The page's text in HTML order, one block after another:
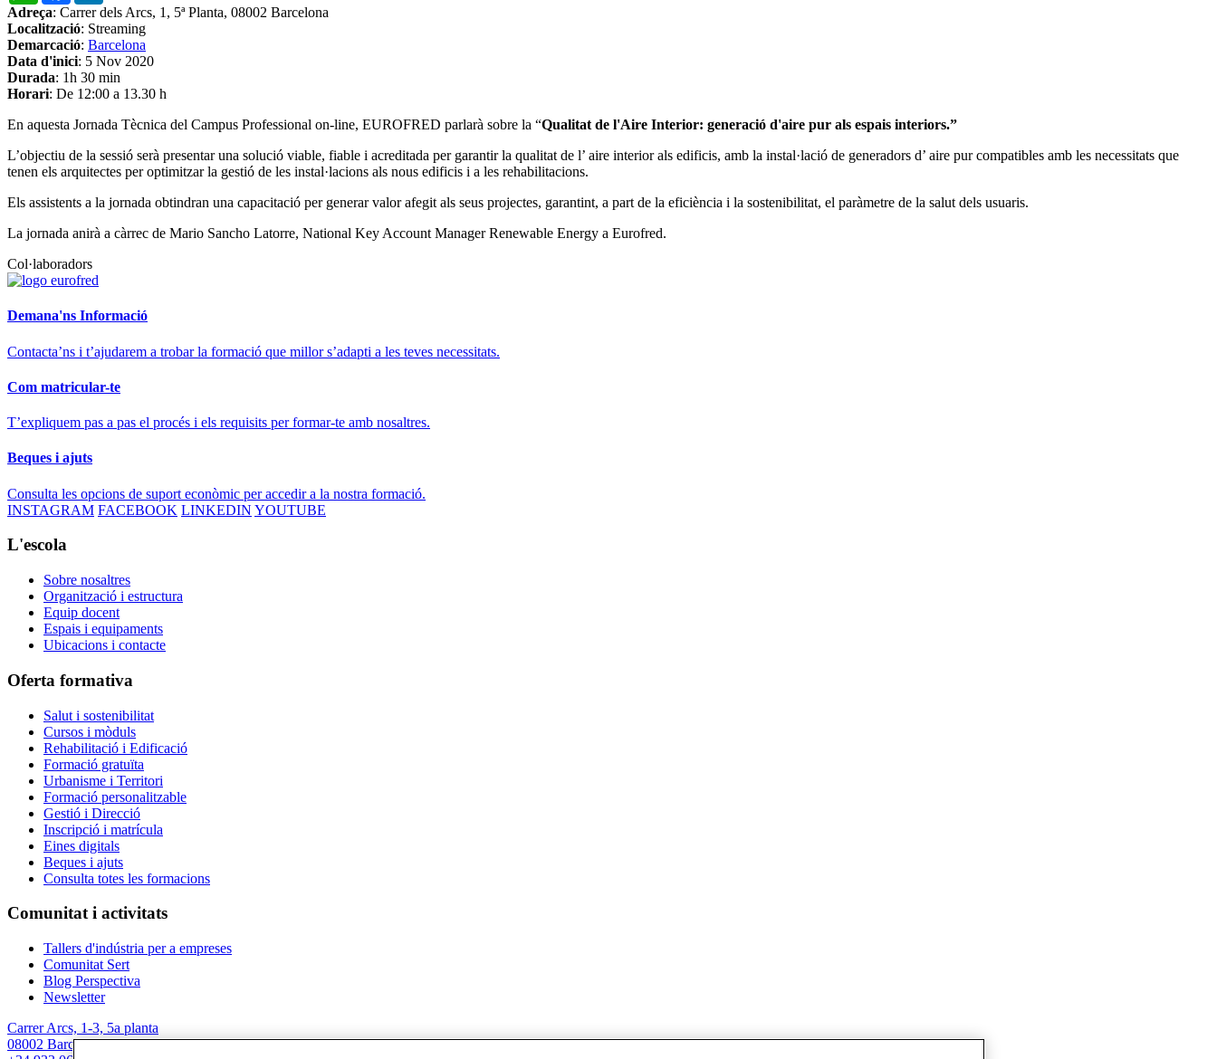
Adreça: Carrer dels Arcs, 1, 5ª Planta, 08002 Barcelona
Localització: Streaming
Demarcació: Barcelona
Data d'inici: 5 Nov 2020
Durada: 1h 30 min
Horari: De 12:00 a 13.30 h
En aquesta Jornada Tècnica del Campus Professional on-line, EUROFRED parlarà sobre la “Qualitat de l'Aire Interior: generació d'aire pur als espais interiors.”
L’objectiu de la sessió serà presentar una solució viable, fiable i acreditada per garantir la qualitat de l’ aire interior als edificis, amb la instal·lació de generadors d’ aire pur compatibles amb les necessitats que
tenen els arquitectes per optimitzar la gestió de les instal·lacions als nous edificis i a les rehabilitacions.
Els assistents a la jornada obtindran una capacitació per generar valor afegit als seus projectes, garantint, a part de la eficiència i la sostenibilitat, el paràmetre de la salut dels usuaris.
La jornada anirà a càrrec de Mario Sancho Latorre, National Key Account Manager Renewable Energy a Eurofred.
Col·laboradors
Demana'ns Informació
Contacta’ns i t’ajudarem a trobar la formació que millor s’adapti a les teves necessitats.
Com matricular-te
T’expliquem pas a pas el procés i els requisits per formar-te amb nosaltres.
Beques i ajuts
Consulta les opcions de suport econòmic per accedir a la nostra formació.
INSTAGRAM FACEBOOK LINKEDIN YOUTUBE
L'escola
Sobre nosaltres
Organització i estructura
Equip docent
Espais i equipaments
Ubicacions i contacte
Oferta formativa
Salut i sostenibilitat
Cursos i mòduls
Rehabilitació i Edificació
Formació gratuïta
Urbanisme i Territori
Formació personalitzable
Gestió i Direcció
Inscripció i matrícula
Eines digitals
Beques i ajuts
Consulta totes les formacions
Comunitat i activitats
Tallers d'indústria per a empreses
Comunitat Sert
Blog Perspectiva
Newsletter
Carrer Arcs, 1-3, 5a planta
08002 Barcelona